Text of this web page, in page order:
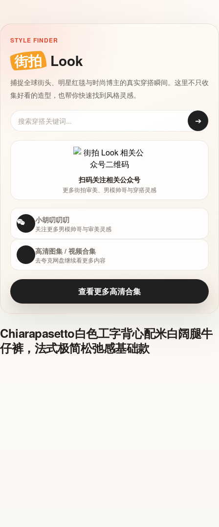
STYLE FINDER
街拍 Look
捕捉全球街头、明星红毯与时尚博主的真实穿搭瞬间。这里不只收
集好看的造型，也帮你快速找到风格灵感。
➔
扫码关注相关公众号
更多街拍审美、男模帅哥与穿搭灵感
小胡叨叨叨
关注更多男模帅哥与审美灵感
高清图集 / 视频合集
去夸克网盘继续看更多内容
查看更多高清合集
Chiarapasetto白色工字背心配米白阔腿牛
仔裤，法式极简松弛感基础款